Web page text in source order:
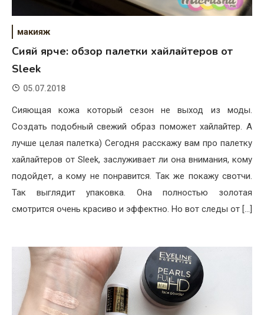
макияж
Сияй ярче: обзор палетки хайлайтеров от
Sleek
05.07.2018
Сияющая кожа который сезон не выход из моды.
Создать подобный свежий образ поможет хайлайтер. А
лучше целая палетка) Сегодня расскажу вам про палетку
хайлайтеров от Sleek, заслуживает ли она внимания, кому
подойдет, а кому не понравится. Так же покажу свотчи.
Так выглядит упаковка. Она полностью золотая
смотрится очень красиво и эффектно. Но вот следы от […]